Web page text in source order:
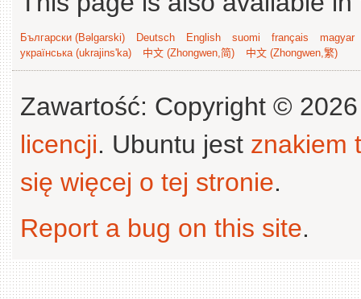
Български (Bəlgarski) Deutsch English suomi français
magyar
українська (ukrajins'ka)
中文 (Zhongwen,简) 中文 (Zhongwen,繁)
Zawartość: Copyright ©
licencji. Ubuntu jest znakiem
się więcej o tej stronie.
Report a bug on this site.